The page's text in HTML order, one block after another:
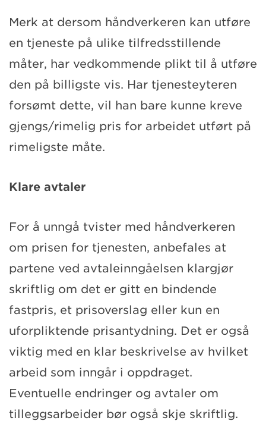
Merk at dersom håndverkeren kan utføre
en tjeneste på ulike tilfredsstillende
måter, har vedkommende plikt til å utføre
den på billigste vis. Har tjenesteyteren
forsømt dette, vil han bare kunne kreve
gjengs/rimelig pris for arbeidet utført på
rimeligste måte.
Klare avtaler
For å unngå tvister med håndverkeren
om prisen for tjenesten, anbefales at
partene ved avtaleinngåelsen klargjør
skriftlig om det er gitt en bindende
fastpris, et prisoverslag eller kun en
uforpliktende prisantydning. Det er også
viktig med en klar beskrivelse av hvilket
arbeid som inngår i oppdraget.
Eventuelle endringer og avtaler om
tilleggsarbeider bør også skje skriftlig.